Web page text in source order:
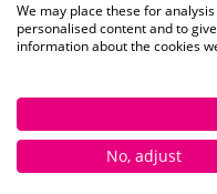
We may place these for
personalised content and to
information about the cookies
No, adjust